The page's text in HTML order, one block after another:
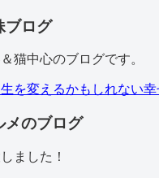
ブログ
猫中心のブログです。
生を変えるかもしれない
メのブログ
ました！